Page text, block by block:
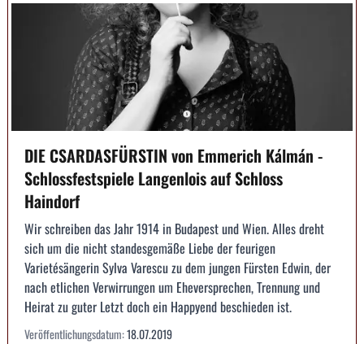
DIE CSARDASFÜRSTIN von Emmerich Kálmán -
Schlossfestspiele Langenlois auf Schloss
Haindorf
Wir schreiben das Jahr 1914 in Budapest und Wien. Alles dreht
sich um die nicht standesgemäße Liebe der feurigen
Varietésängerin Sylva Varescu zu dem jungen Fürsten Edwin, der
nach etlichen Verwirrungen um Eheversprechen, Trennung und
Heirat zu guter Letzt doch ein Happyend beschieden ist.
Veröffentlichungsdatum:18.07.2019